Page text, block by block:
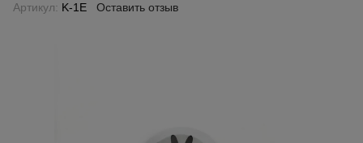
Артикул: K-1E Оставить отзыв